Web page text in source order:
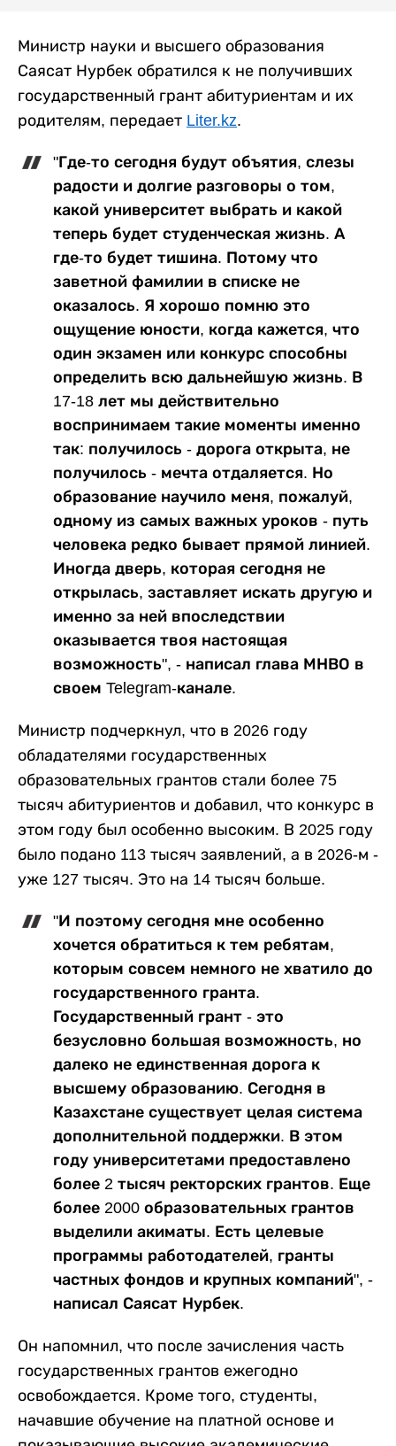
Министр науки и высшего образования
Саясат Нурбек обратился к не получивших
государственный грант абитуриентам и их
родителям, передает Liter.kz.
"Где-то сегодня будут объятия, слезы
радости и долгие разговоры о том,
какой университет выбрать и какой
теперь будет студенческая жизнь. А
где-то будет тишина. Потому что
заветной фамилии в списке не
оказалось. Я хорошо помню это
ощущение юности, когда кажется, что
один экзамен или конкурс способны
определить всю дальнейшую жизнь. В
17-18 лет мы действительно
воспринимаем такие моменты именно
так: получилось - дорога открыта, не
получилось - мечта отдаляется. Но
образование научило меня, пожалуй,
одному из самых важных уроков - путь
человека редко бывает прямой линией.
Иногда дверь, которая сегодня не
открылась, заставляет искать другую и
именно за ней впоследствии
оказывается твоя настоящая
возможность", - написал глава МНВО в
своем Telegram-канале.
Министр подчеркнул, что в 2026 году
обладателями государственных
образовательных грантов стали более 75
тысяч абитуриентов и добавил, что конкурс в
этом году был особенно высоким. В 2025 году
было подано 113 тысяч заявлений, а в 2026-м -
уже 127 тысяч. Это на 14 тысяч больше.
"И поэтому сегодня мне особенно
хочется обратиться к тем ребятам,
которым совсем немного не хватило до
государственного гранта.
Государственный грант - это
безусловно большая возможность, но
далеко не единственная дорога к
высшему образованию. Сегодня в
Казахстане существует целая система
дополнительной поддержки. В этом
году университетами предоставлено
более 2 тысяч ректорских грантов. Еще
более 2000 образовательных грантов
выделили акиматы. Есть целевые
программы работодателей, гранты
частных фондов и крупных компаний", -
написал Саясат Нурбек.
Он напомнил, что после зачисления часть
государственных грантов ежегодно
освобождается. Кроме того, студенты,
начавшие обучение на платной основе и